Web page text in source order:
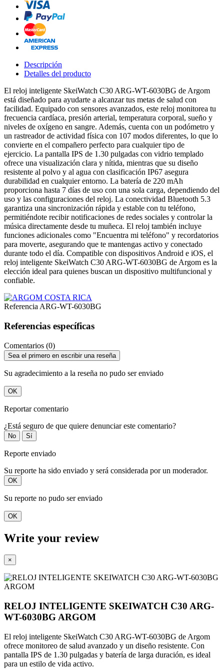
Descripción
Detalles del producto
El reloj inteligente SkeiWatch C30 ARG-WT-6030BG de Argom
está diseñado para ayudarte a alcanzar tus metas de salud con
facilidad. Equipado con sensores avanzados, este reloj monitorea tu
frecuencia cardíaca, presión arterial, temperatura corporal, sueño y
niveles de oxígeno en sangre. Además, cuenta con un podómetro y
un rastreador de actividad física con 107 modos diferentes, lo que lo
convierte en el compañero perfecto para cualquier tipo de
ejercicio. La pantalla IPS de 1.30 pulgadas con vidrio templado
ofrece una visualización clara y nítida, mientras que su diseño
resistente al polvo y al agua con clasificación IP67 asegura
durabilidad en cualquier entorno. La batería de 220 mAh
proporciona hasta 7 días de uso con una sola carga, dependiendo del
uso y las configuraciones del reloj. La conectividad Bluetooth 5.3
garantiza una sincronización rápida y estable con tu teléfono,
permitiéndote recibir notificaciones de redes sociales y controlar la
música directamente desde tu muñeca. El reloj también incluye
funciones adicionales como "Encuentra mi teléfono" y recordatorios
para moverte, asegurando que te mantengas activo y conectado
durante todo el día. Compatible con dispositivos Android e iOS, el
reloj inteligente SkeiWatch C30 ARG-WT-6030BG de Argom es la
elección ideal para quienes buscan un dispositivo multifuncional y
confiable.
Referencia ARG-WT-6030BG
Referencias específicas
Comentarios (0)
Sea el primero en escribir una reseña
Su agradecimiento a la reseña no pudo ser enviado
OK
Reportar comentario
¿Está seguro de que quiere denunciar este comentario?
No Sí
Reporte enviado
Su reporte ha sido enviado y será considerada por un moderador.
OK
Su reporte no pudo ser enviado
OK
Write your review
×
RELOJ INTELIGENTE SKEIWATCH C30 ARG-
WT-6030BG ARGOM
El reloj inteligente SkeiWatch C30 ARG-WT-6030BG de Argom
ofrece monitoreo de salud avanzado y un diseño resistente. Con
pantalla IPS de 1.30 pulgadas y batería de larga duración, es ideal
para un estilo de vida activo.